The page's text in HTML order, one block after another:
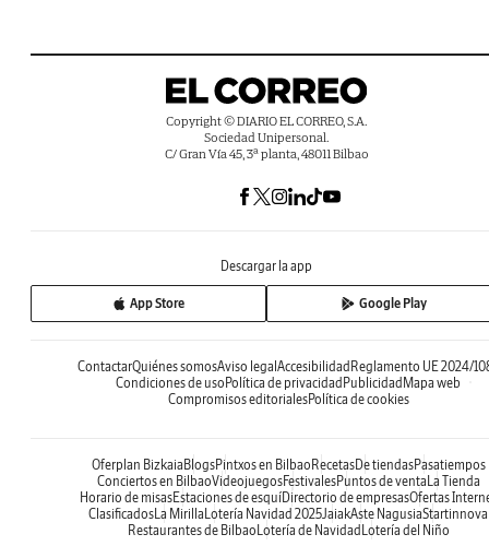
Copyright © DIARIO EL CORREO, S.A.
Sociedad Unipersonal.
C/ Gran Vía 45, 3ª planta, 48011 Bilbao
Descargar la app
App Store Google Play
ContactarQuiénes somosAviso legalAccesibilidadReglamento UE 2024/
Condiciones de usoPolítica de privacidadPublicidadMapa web
Compromisos editorialesPolítica de cookies
Oferplan BizkaiaBlogsPintxos en BilbaoRecetasDe tiendasPasatiempos
Conciertos en BilbaoVideojuegosFestivalesPuntos de ventaLa Tienda
Horario de misasEstaciones de esquíDirectorio de empresasOfertas
ClasificadosLa MirillaLotería Navidad 2025JaiakAste NagusiaStartinnova
Restaurantes de BilbaoLotería de NavidadLotería del Niño